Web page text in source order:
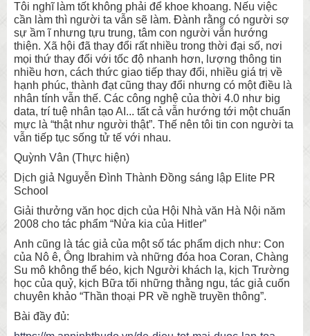
Tôi nghĩ làm tốt không phải để khoe khoang. Nếu việc
cần làm thì người ta vẫn sẽ làm. Đành rằng có người sợ
sự ầm ĩ nhưng tựu trung, tâm con người vẫn hướng
thiện. Xã hội đã thay đổi rất nhiều trong thời đại số, nơi
mọi thứ thay đổi với tốc độ nhanh hơn, lượng thông tin
nhiều hơn, cách thức giao tiếp thay đổi, nhiều giá trị về
hạnh phúc, thành đạt cũng thay đổi nhưng có một điều là
nhân tính vẫn thế. Các công nghệ của thời 4.0 như big
data, trí tuệ nhân tạo AI... tất cả vẫn hướng tới một chuẩn
mực là “thật như người thật”. Thế nên tôi tin con người ta
vẫn tiếp tục sống tử tế với nhau.
Quỳnh Vân (Thực hiện)
Dịch giả Nguyễn Đình Thành Đồng sáng lập Elite PR
School
Giải thưởng văn học dịch của Hội Nhà văn Hà Nội năm
2008 cho tác phẩm “Nửa kia của Hitler”
Anh cũng là tác giả của một số tác phẩm dịch như: Con
của Nô ê, Ông Ibrahim và những đóa hoa Coran, Chàng
Su mô không thể béo, kịch Người khách lạ, kịch Trường
học của quỷ, kịch Bữa tối những thằng ngu, tác giả cuốn
chuyên khảo “Thần thoại PR về nghề truyền thông”.
Bài đầy đủ: